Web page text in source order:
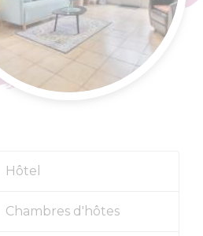
du Crano
Hôtel
Chambres d'hôtes